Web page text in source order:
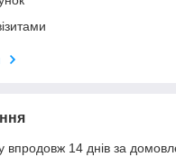
впродовж 14 днів за